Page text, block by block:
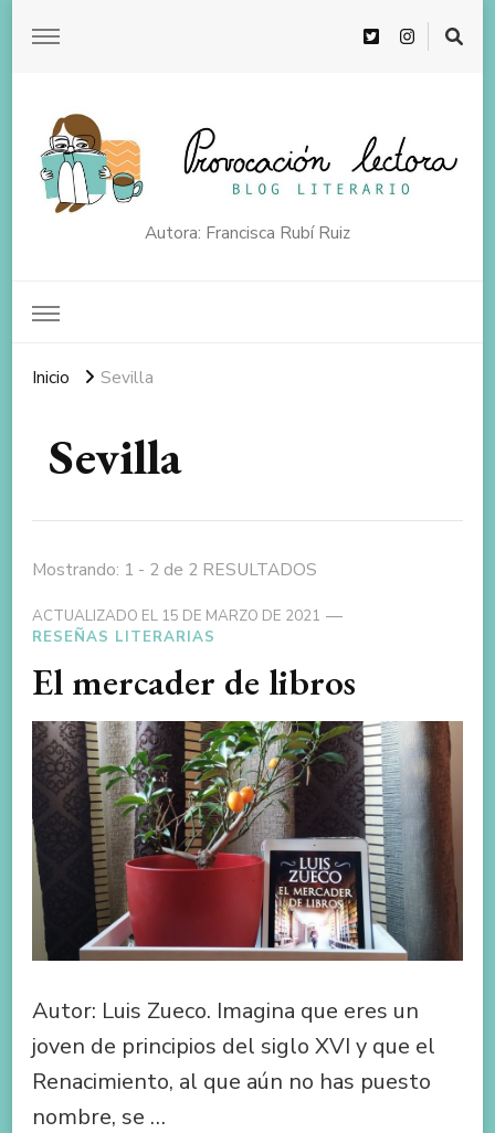
Autora: Francisca Rubí Ruiz
Inicio Sevilla
Sevilla
Mostrando: 1 - 2 de 2 RESULTADOS
ACTUALIZADO EL 15 DE MARZO DE 2021
RESEÑAS LITERARIAS
El mercader de libros
Autor: Luis Zueco. Imagina que eres un
joven de principios del siglo XVI y que el
Renacimiento, al que aún no has puesto
nombre, se …